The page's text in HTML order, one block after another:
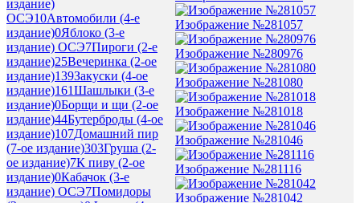
издание)
ОСЭ10Автомобили (4-е
издание)0Яблоко (3-е
издание) ОСЭ7Пироги (2-е
издание)25Вечеринка (2-ое
издание)139Закуски (4-ое
издание)161Шашлыки (3-е
издание)0Борщи и щи (2-ое
издание)44Бутерброды (4-ое
издание)107Домашний пир
(7-ое издание)303Груша (2-
ое издание)7К пиву (2-ое
издание)0Кабачок (3-е
издание) ОСЭ7Помидоры
Изображение №281057
Изображение №280976
Изображение №281080
Изображение №281018
Изображение №281046
Изображение №281116
Изображение №281042